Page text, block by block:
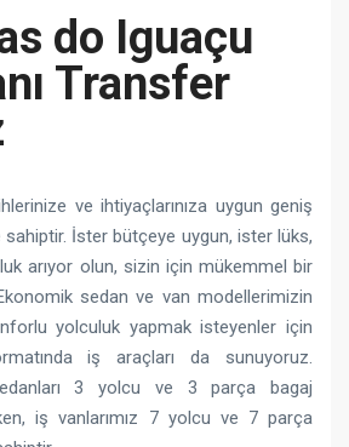
do Iguaçu
Transfer
ve ihtiyaçlarınıza uygun geniş
İster bütçeye uygun, ister lüks,
arıyor olun, sizin için mükemmel bir
sedan ve van modellerimizin
yolculuk yapmak isteyenler için
iş araçları da sunuyoruz.
3 yolcu ve 3 parça bagaj
iş vanlarımız 7 yolcu ve 7 parça